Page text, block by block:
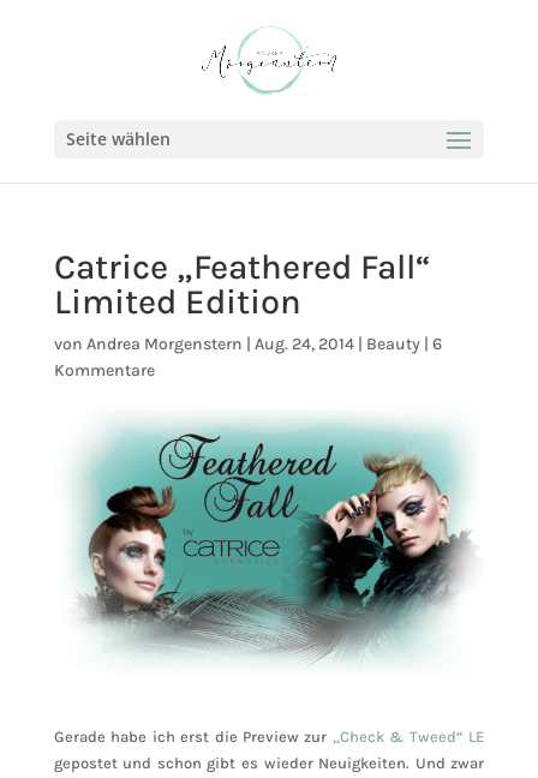
Seite wählen
Catrice „Feathered Fall“
Limited Edition
von Andrea Morgenstern | Aug. 24, 2014| Beauty| 6
Kommentare
Gerade habe ich erst die Preview zur „Check & Tweed“ LE
gepostet und schon gibt es wieder Neuigkeiten. Und zwar